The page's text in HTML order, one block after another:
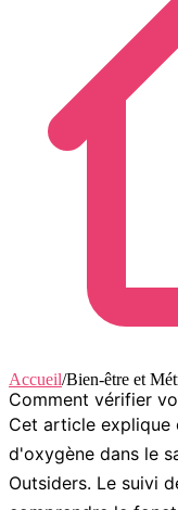
Accueil/Bien-être et
Comment vérifier
Cet article explique
d'oxygène dans le
Outsiders. Le suivi